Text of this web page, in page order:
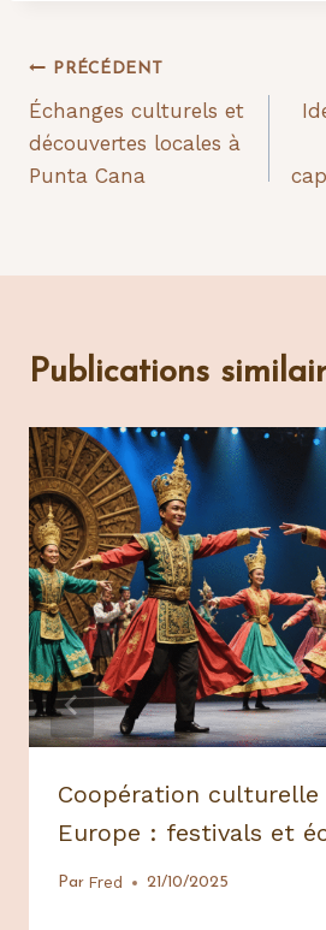
Navigation
de
l’article
PRÉCÉDENT
Échanges culturels et
découvertes locales à
Punta Cana
Publications
Coopération culturelle
Europe : festivals et
Par Fred 21/10/2025